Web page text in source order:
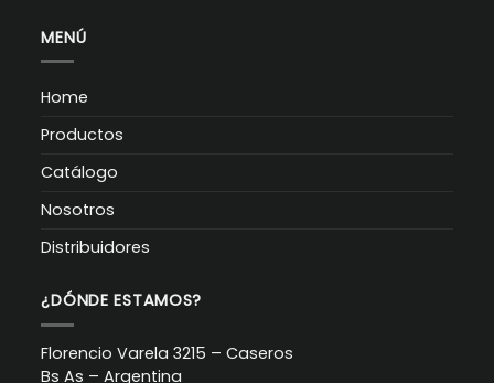
MENÚ
Home
Productos
Catálogo
Nosotros
Distribuidores
¿DÓNDE ESTAMOS?
Florencio Varela 3215 – Caseros
Bs As – Argentina